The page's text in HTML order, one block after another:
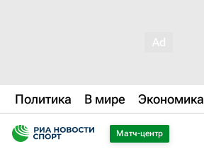
Политика В мире Экономика
Матч-центр